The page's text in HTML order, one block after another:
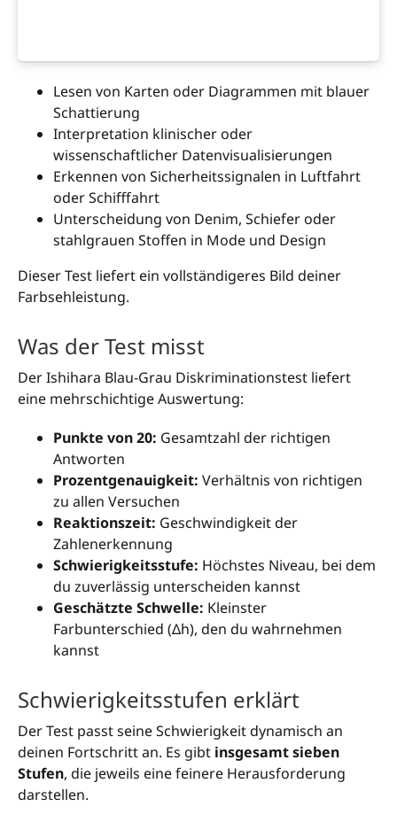
Lesen von Karten oder Diagrammen mit blauer
Schattierung
Interpretation klinischer oder
wissenschaftlicher Datenvisualisierungen
Erkennen von Sicherheitssignalen in Luftfahrt
oder Schifffahrt
Unterscheidung von Denim, Schiefer oder
stahlgrauen Stoffen in Mode und Design
Dieser Test liefert ein vollständigeres Bild deiner
Farbsehleistung.
Was der Test misst
Der Ishihara Blau-Grau Diskriminationstest liefert
eine mehrschichtige Auswertung:
Punkte von 20: Gesamtzahl der richtigen
Antworten
Prozentgenauigkeit: Verhältnis von richtigen
zu allen Versuchen
Reaktionszeit: Geschwindigkeit der
Zahlenerkennung
Schwierigkeitsstufe: Höchstes Niveau, bei dem
du zuverlässig unterscheiden kannst
Geschätzte Schwelle: Kleinster
Farbunterschied (Δh), den du wahrnehmen
kannst
Schwierigkeitsstufen erklärt
Der Test passt seine Schwierigkeit dynamisch an
deinen Fortschritt an. Es gibt insgesamt sieben
Stufen, die jeweils eine feinere Herausforderung
darstellen.